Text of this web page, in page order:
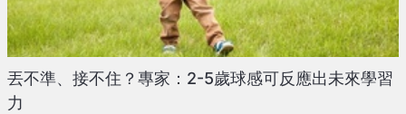
丟不準、接不住？專家：2-5歲球感可反應出未來學習
力